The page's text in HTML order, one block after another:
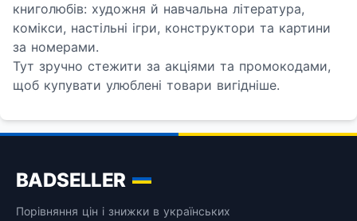
книголюбів: художня й навчальна література,
комікси, настільні ігри, конструктори та картини
за номерами.
Тут зручно стежити за акціями та промокодами,
щоб купувати улюблені товари вигідніше.
BADSELLER
Порівняння цін і знижки в українських